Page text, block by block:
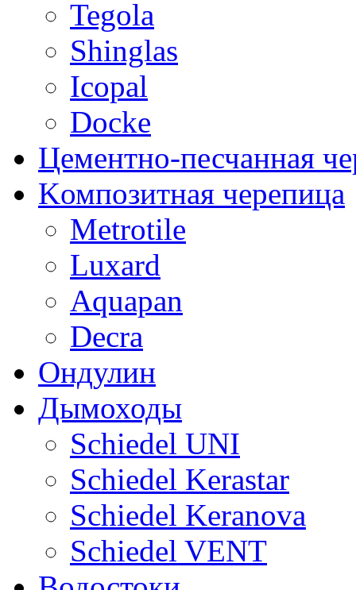
Tegola
Shinglas
Icopal
Docke
Цементно-песчанная
Kомпозитная черепица
Metrotile
Luxard
Aquapan
Decra
Oндулин
Дымоходы
Sсhiedel UNI
Schiedel Kerastar
Sсhiedel Keranova
Schiedel VENT